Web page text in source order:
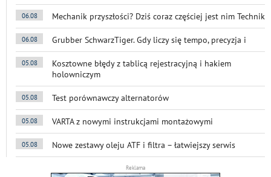
06.08 Mechanik przyszłości? Dziś coraz częściej jest nim Technik
06.08 Grubber SchwarzTiger. Gdy liczy się tempo, precyzja i
05.08
Kosztowne błędy z tablicą rejestracyjną i hakiem
holowniczym
05.08 Test porównawczy alternatorów
05.08 VARTA z nowymi instrukcjami montażowymi
05.08 Nowe zestawy oleju ATF i filtra – łatwiejszy serwis
Reklama